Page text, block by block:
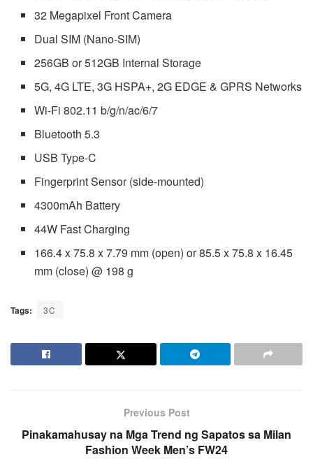
32 Megapixel Front Camera
Dual SIM (Nano-SIM)
256GB or 512GB Internal Storage
5G, 4G LTE, 3G HSPA+, 2G EDGE & GPRS Networks
Wi-Fi 802.11 b/g/n/ac/6/7
Bluetooth 5.3
USB Type-C
Fingerprint Sensor (side-mounted)
4300mAh Battery
44W Fast Charging
166.4 x 75.8 x 7.79 mm (open) or 85.5 x 75.8 x 16.45
mm (close) @ 198 g
Tags: 3C
Previous Post
Pinakamahusay na Mga Trend ng Sapatos sa Milan
Fashion Week Men’s FW24